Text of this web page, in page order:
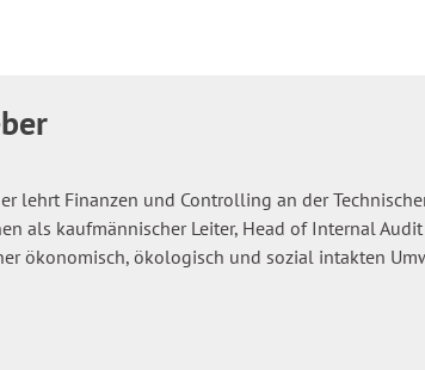
lehrt Finanzen und Controlling an der
als kaufmännischer Leiter, Head of Internal
ökonomisch, ökologisch und sozial intakten